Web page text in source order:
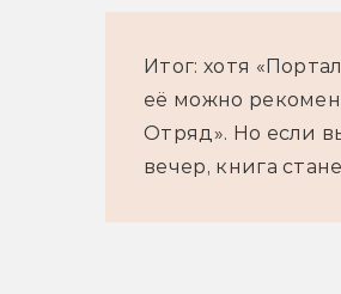
Итог: хотя
её можно
Отряд». Но если
вечер, книга